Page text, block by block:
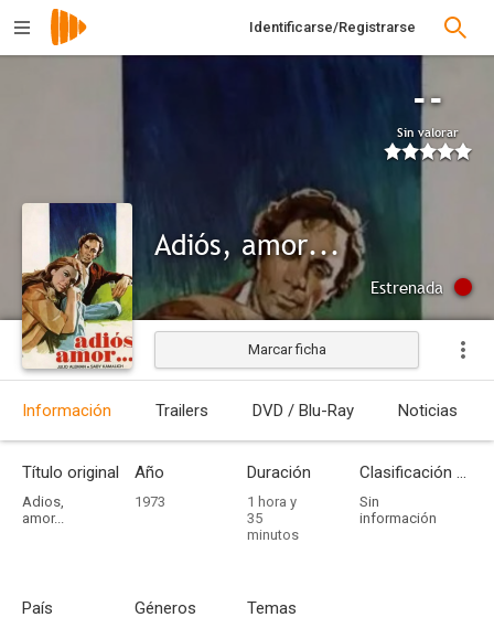
Identificarse/Registrarse
--
Sin valorar
Adiós, amor...
Estrenada
Marcar ficha
Información Trailers DVD / Blu-Ray Noticias
Título original
Adios,
amor...
Año
1973
Duración
1 hora y
35
minutos
Clasificación por edades
Sin
información
País Géneros Temas